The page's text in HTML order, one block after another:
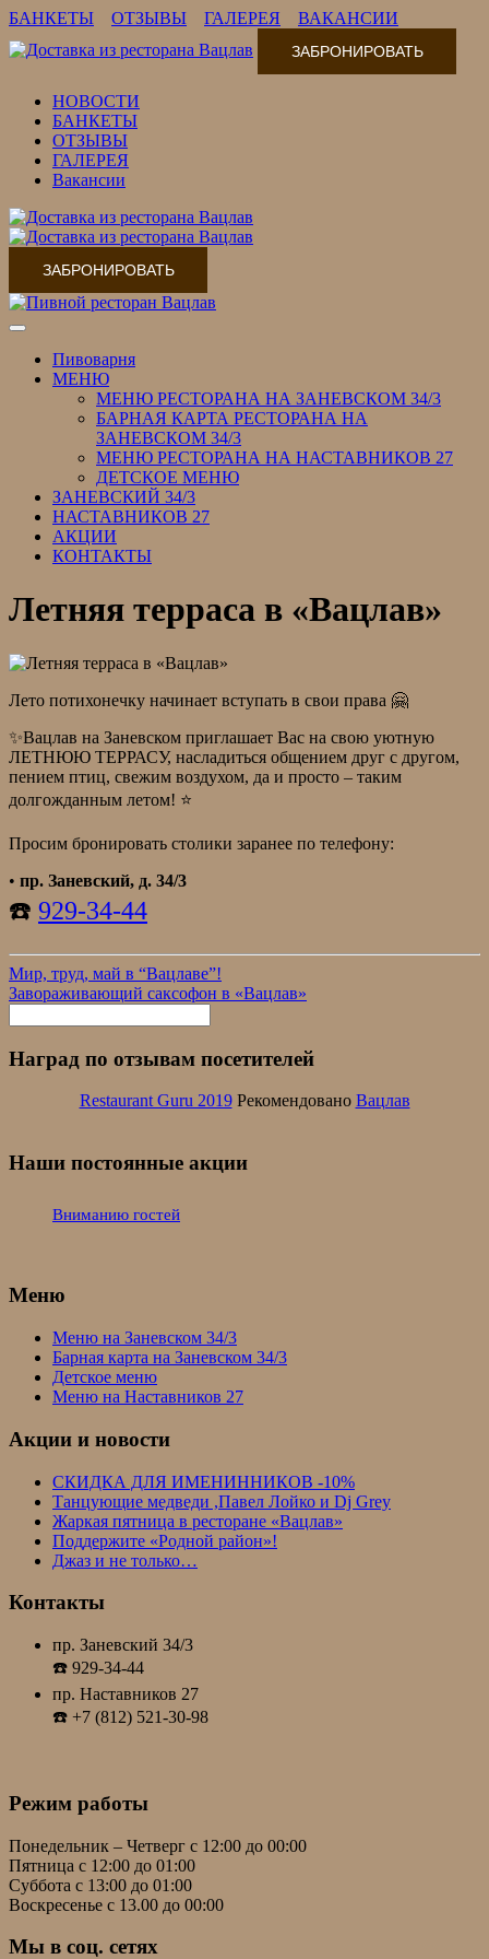
БАНКЕТЫ ОТЗЫВЫ ГАЛЕРЕЯ ВАКАНСИИ
ЗАБРОНИРОВАТЬ
НОВОСТИ
БАНКЕТЫ
ОТЗЫВЫ
ГАЛЕРЕЯ
Вакансии
ЗАБРОНИРОВАТЬ
Переключить
навигациюПивоварня
МЕНЮ
МЕНЮ РЕСТОРАНА НА ЗАНЕВСКОМ 34/3
БАРНАЯ КАРТА РЕСТОРАНА НА
ЗАНЕВСКОМ 34/3
МЕНЮ РЕСТОРАНА НА НАСТАВНИКОВ 27
ДЕТСКОЕ МЕНЮ
ЗАНЕВСКИЙ 34/3
НАСТАВНИКОВ 27
АКЦИИ
КОНТАКТЫ
Летняя терраса в «Вацлав»
Лето потихонечку начинает вступать в свои права 🤗
✨Вацлав на Заневском приглашает Вас на свою уютную
ЛЕТНЮЮ ТЕРРАСУ, насладиться общением друг с другом,
пением птиц, свежим воздухом, да и просто – таким
долгожданным летом! ⭐
Просим бронировать столики заранее по телефону:
• пр. Заневский, д. 34/3
☎️ 929-34-44
Мир, труд, май в “Вацлаве”!
Завораживающий саксофон в «Вацлав»
Наград по отзывам посетителей
Restaurant Guru 2019 Рекомендовано Вацлав
Наши постоянные акции
Вниманию гостей
Меню
Меню на Заневском 34/3
Барная карта на Заневском 34/3
Детское меню
Меню на Наставников 27
Акции и новости
СКИДКА ДЛЯ ИМЕНИННИКОВ -10%
Танцующие медведи ,Павел Лойко и Dj Grey
Жаркая пятница в ресторане «Вацлав»
Поддержите «Родной район»!
Джаз и не только…
Контакты
пр. Заневский 34/3
☎️ 929-34-44
пр. Наставников 27
☎️ +7 (812) 521-30-98
Режим работы
Понедельник – Четверг с 12:00 до 00:00
Пятница с 12:00 до 01:00
Суббота с 13:00 до 01:00
Воскресенье с 13.00 до 00:00
Мы в соц. сетях